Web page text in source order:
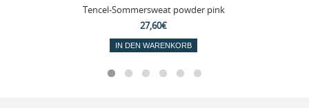
Tencel-Sommersweat powder pink
27,60€
IN DEN WARENKORB